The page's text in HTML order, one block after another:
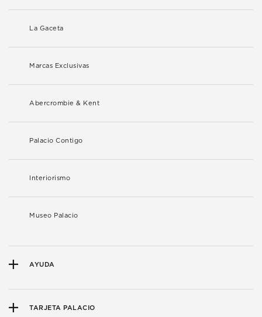
La Gaceta
Marcas Exclusivas
Abercrombie & Kent
Palacio Contigo
Interiorismo
Museo Palacio
AYUDA
TARJETA PALACIO